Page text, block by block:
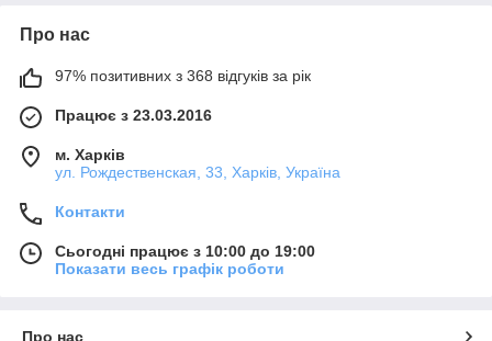
Про нас
97% позитивних з 368 відгуків за рік
Працює з 23.03.2016
м. Харків
ул. Рождественская, 33, Харків, Україна
Контакти
Сьогодні працює з 10:00 до 19:00
Показати весь графік роботи
Про нас